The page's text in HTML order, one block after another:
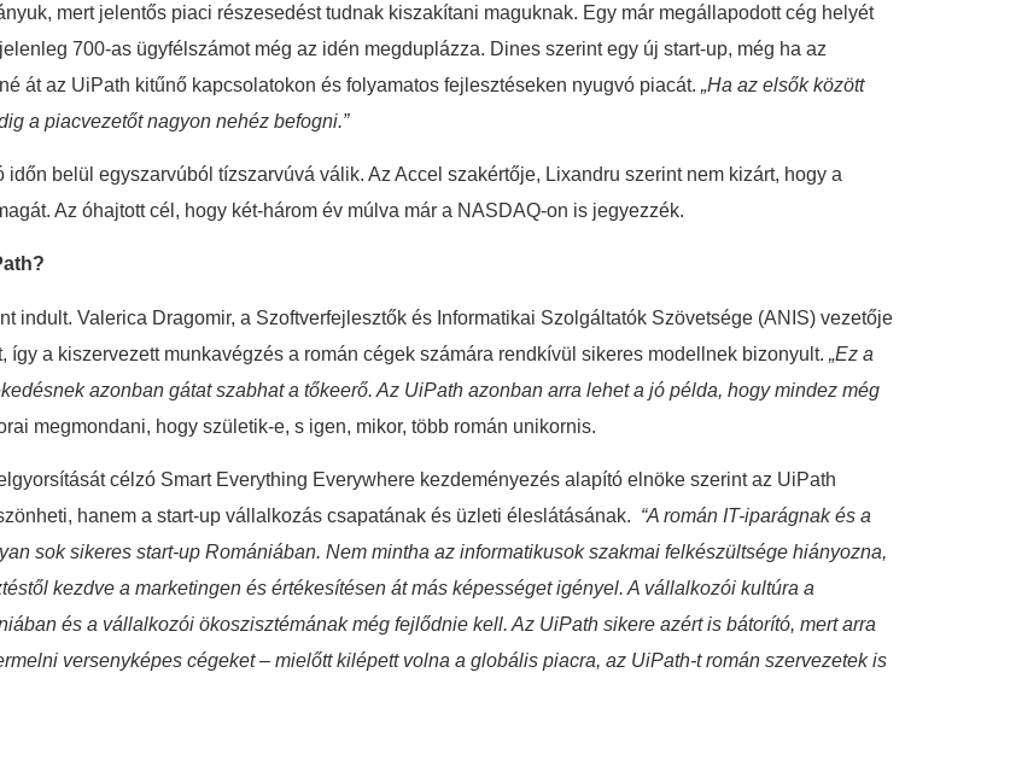
mert jelentős piaci részesedést tudnak kiszakítani maguknak. Egy már megállapodott cég helyét
700-as ügyfélszámot még az idén megduplázza. Dines szerint egy új start-up, még ha az
át az UiPath kitűnő kapcsolatokon és folyamatos fejlesztéseken nyugvó piacát. „Ha az elsők között
a piacvezetőt nagyon nehéz befogni.”
belül egyszarvúból tízszarvúvá válik. Az Accel szakértője, Lixandru szerint nem kizárt, hogy a
Az óhajtott cél, hogy két-három év múlva már a NASDAQ-on is jegyezzék.
indult. Valerica Dragomir, a Szoftverfejlesztők és Informatikai Szolgáltatók Szövetsége (ANIS) vezetője
a kiszervezett munkavégzés a román cégek számára rendkívül sikeres modellnek bizonyult. „Ez a
azonban gátat szabhat a tőkeerő. Az UiPath azonban arra lehet a jó példa, hogy mindez még
megmondani, hogy születik-e, s igen, mikor, több román unikornis.
célzó Smart Everything Everywhere kezdeményezés alapító elnöke szerint az UiPath
hanem a start-up vállalkozás csapatának és üzleti éleslátásának. “A román IT-iparágnak és a
sok sikeres start-up Romániában. Nem mintha az informatikusok szakmai felkészültsége hiányozna,
kezdve a marketingen és értékesítésen át más képességet igényel. A vállalkozói kultúra a
és a vállalkozói ökoszisztémának még fejlődnie kell. Az UiPath sikere azért is bátorító, mert arra
versenyképes cégeket – mielőtt kilépett volna a globális piacra, az UiPath-t román szervezetek is